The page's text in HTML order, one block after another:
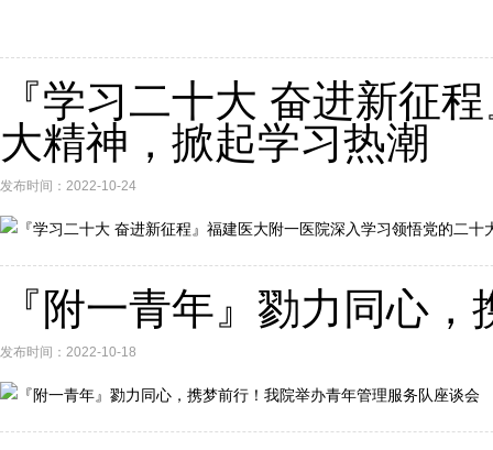
『学习二十大 奋进新征
大精神，掀起学习热潮
发布时间：2022-10-24
『附一青年』勠力同心
发布时间：2022-10-18